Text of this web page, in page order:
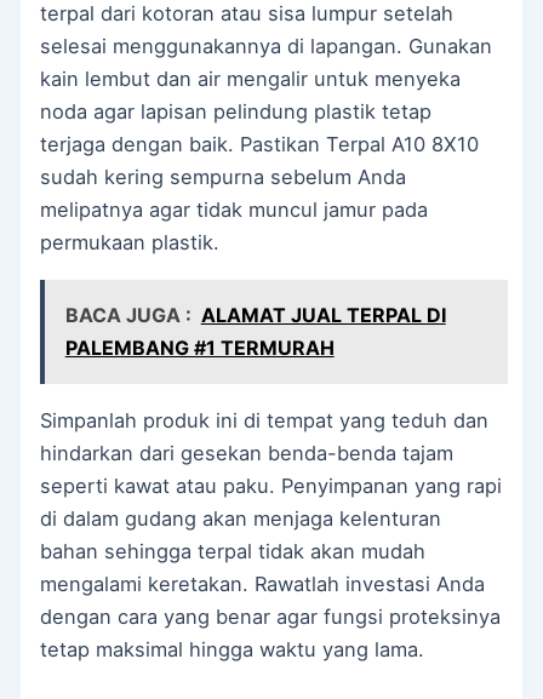
terpal dari kotoran atau sisa lumpur setelah
selesai menggunakannya di lapangan. Gunakan
kain lembut dan air mengalir untuk menyeka
noda agar lapisan pelindung plastik tetap
terjaga dengan baik. Pastikan Terpal A10 8X10
sudah kering sempurna sebelum Anda
melipatnya agar tidak muncul jamur pada
permukaan plastik.
BACA JUGA : ALAMAT JUAL TERPAL DI
PALEMBANG #1 TERMURAH
Simpanlah produk ini di tempat yang teduh dan
hindarkan dari gesekan benda-benda tajam
seperti kawat atau paku. Penyimpanan yang rapi
di dalam gudang akan menjaga kelenturan
bahan sehingga terpal tidak akan mudah
mengalami keretakan. Rawatlah investasi Anda
dengan cara yang benar agar fungsi proteksinya
tetap maksimal hingga waktu yang lama.